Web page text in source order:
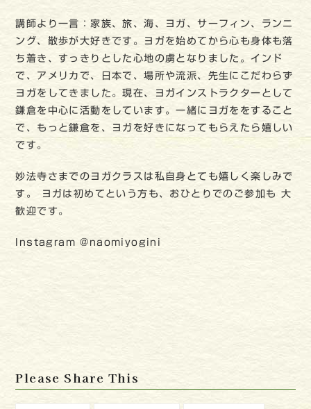
講師より一言：家族、旅、海、ヨガ、サーフィン、ランニ
ング、散歩が大好きです。ヨガを始めてから心も身体も落
ち着き、すっきりとした心地の虜となりました。インド
で、アメリカで、日本で、場所や流派、先生にこだわらず
ヨガをしてきました。現在、ヨガインストラクターとして
鎌倉を中心に活動をしています。一緒にヨガををすること
で、もっと鎌倉を、ヨガを好きになってもらえたら嬉しい
です。
妙法寺さまでのヨガクラスは私自身とても嬉しく楽しみで
す。 ヨガは初めてという方も、おひとりでのご参加も 大
歓迎です。
Instagram @naomiyogini
Please Share This